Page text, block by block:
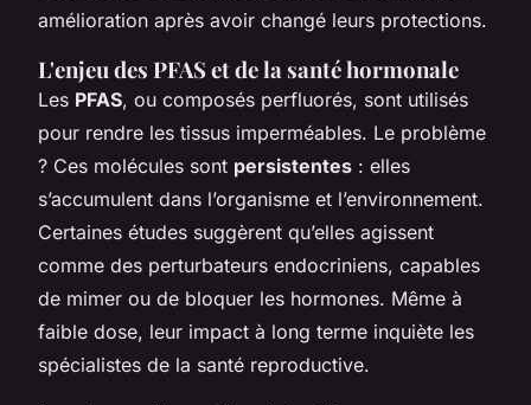
amélioration après avoir changé leurs protections.
L'enjeu des PFAS et de la santé hormonale
Les PFAS, ou composés perfluorés, sont utilisés
pour rendre les tissus imperméables. Le problème
? Ces molécules sont persistentes : elles
s’accumulent dans l’organisme et l’environnement.
Certaines études suggèrent qu’elles agissent
comme des perturbateurs endocriniens, capables
de mimer ou de bloquer les hormones. Même à
faible dose, leur impact à long terme inquiète les
spécialistes de la santé reproductive.